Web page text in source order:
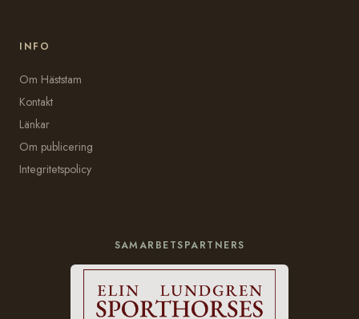
INFO
Om Häststam
Kontakt
Länkar
Om publicering
Integritetspolicy
SAMARBETSPARTNERS